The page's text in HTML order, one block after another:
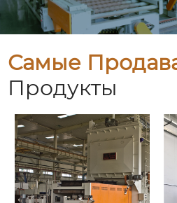
Самые
Продукты